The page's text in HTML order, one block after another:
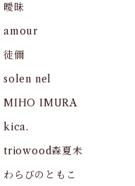
曖昧
amour
徒儞
solen nel
MIHO IMURA
kica.
triowood森夏未
わらびのともこ